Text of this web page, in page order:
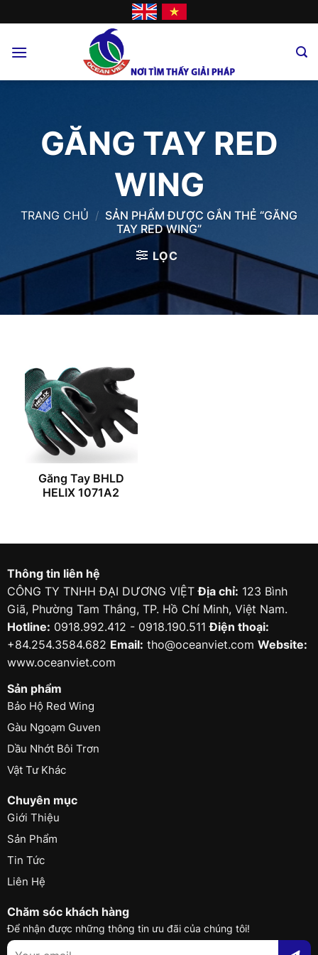
to
GĂNG TAY RED
WING
TRANG CHỦ / SẢN PHẨM ĐƯỢC GẮN THẺ “GĂNG
TAY RED WING”
LỌC
Găng Tay BHLD
HELIX 1071A2
Thông tin liên hệ
CÔNG TY TNHH ĐẠI DƯƠNG VIỆTĐịa chỉ: 123 Bình
Giã, Phường Tam Thắng, TP. Hồ Chí Minh, Việt Nam.
Hotline: 0918.992.412 - 0918.190.511Điện thoại:
+84.254.3584.682 Email: tho@oceanviet.com Website:
www.oceanviet.com
Sản phẩm
Bảo Hộ Red Wing
Gàu Ngoạm Guven
Dầu Nhớt Bôi Trơn
Vật Tư Khác
Chuyên mục
Giới Thiệu
Sản Phẩm
Tin Tức
Liên Hệ
Chăm sóc khách hàng
Để nhận được những thông tin ưu đãi của chúng tôi!